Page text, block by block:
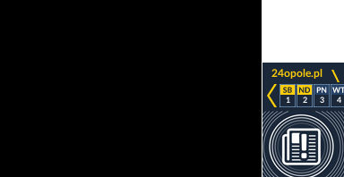
24opole.pl
1 2 3 4